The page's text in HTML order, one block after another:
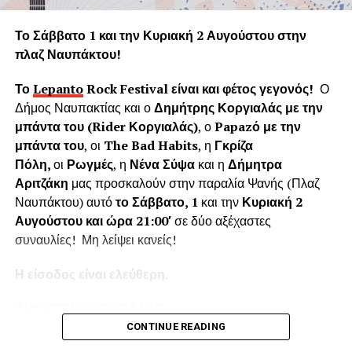
Η «Εφορεία Αρχαιοτήτων Αιτωλοακαρνανίας και
κόπηκαν δημιουργούσαν προβλήματα στο τείχος του
ενετικού κάστρου. Όμως τα δέντρα του κάστρου
προέρχονται από τις δεντροφυτεύσεις που έγιναν
νομίμως από το 1914 έως το 1939 (έγκριση από το
Υπουργείο Εσωτερικών και κατόπιν από το Υπουργείο
Γεωργίας υπό την γραμματεία του Ιωάννη Μπρικόλα) και
βρίσκονται σε απόσταση ασφαλείας από τα τείχη.
Συνεπώς πολλά από τα δέντρα έχουν ηλικία άνω των 100
ετών χωρίς να έχει αναφερθεί κάποιο πρόβλημα στη
στατικότητα των τειχών που να οφείλεται στην πλήρη
ανάπτυξη του ριζικού συστήματος. Το Δασαρχείο
Ναυπάκτου βεβαιώνει ότι δεν υπάρχει σχετική μελέτη ούτε
Επίσης εντός του κάστρου υπάρχει σύγχρονο σύστημα
πυροπροστασίας το οποίο μπορεί να το προστατέψει από
Το Σάββατο 1 και την Κυριακή 2 Αυγούστου στην
πλαζ Ναυπάκτου!
ΤοLepantoRockFestivalείναι και φέτος γεγονός! Ο
Δήμος Ναυπακτίας και οΔημήτρης Κοργιαλάς με την
μπάντα του (RiderΚοργιαλάς), οPapazό με την
μπάντα του, οι The Bad Habits, η Γκρίζα
Πόλη,οι Ρωγμές, η Νένα Σύψακαι η Δήμητρα
Αριτζάκη μας προσκαλούν στην παραλία Ψανής (Πλαζ
Ναυπάκτου) αυτότο Σάββατο, 1 και τηνΚυριακή 2
Αυγούστου και ώρα 21:00′σε δύο αξέχαστες
συναυλίες! Μη λείψει κανείς!
Η είσοδος είναι ελεύθερη.
Δημήτρης Κοργιαλάςείναι
CONTINUE READING